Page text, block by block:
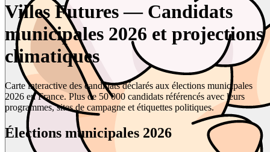
Villes Futures — Candidats
municipales 2026 et projections
climatiques
Carte interactive des candidats déclarés aux élections municipales
2026 en France. Plus de 50 000 candidats référencés avec leurs
programmes, sites de campagne et étiquettes politiques.
Élections municipales 2026